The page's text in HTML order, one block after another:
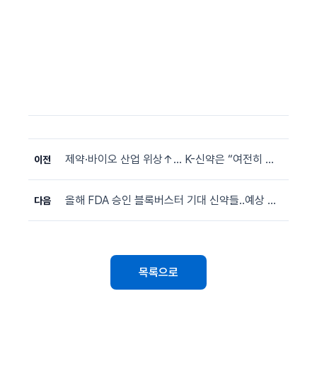
이전 제약·바이오 산업 위상↑… K-신약은 “여전히 높은 문턱”
다음 올해 FDA 승인 블록버스터 기대 신약들‥예상 못한 문제로 '난항'
목록으로